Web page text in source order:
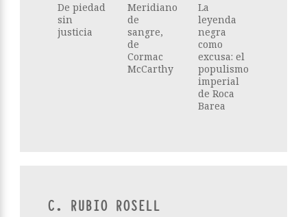
De piedad
sin
justicia
Meridiano
de
sangre,
de
Cormac
McCarthy
La
leyenda
negra
como
excusa: el
populismo
imperial
de Roca
Barea
C. RUBIO ROSELL